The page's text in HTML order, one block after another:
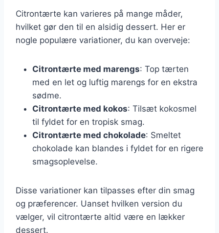
Citrontærte kan varieres på mange måder,
hvilket gør den til en alsidig dessert. Her er
nogle populære variationer, du kan overveje:
Citrontærte med marengs: Top tærten
med en let og luftig marengs for en ekstra
sødme.
Citrontærte med kokos: Tilsæt kokosmel
til fyldet for en tropisk smag.
Citrontærte med chokolade: Smeltet
chokolade kan blandes i fyldet for en rigere
smagsoplevelse.
Disse variationer kan tilpasses efter din smag
og præferencer. Uanset hvilken version du
vælger, vil citrontærte altid være en lækker
dessert.